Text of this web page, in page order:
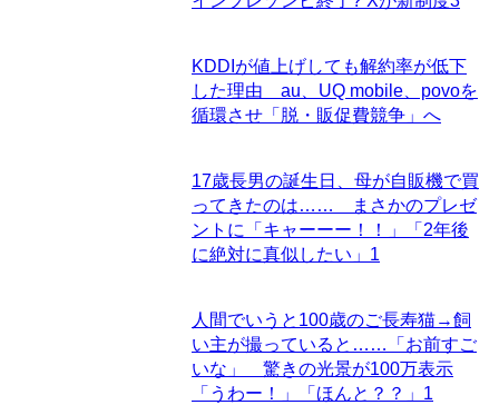
KDDIが値上げしても解約率が低下
した理由 au、UQ mobile、povoを
循環させ「脱・販促費競争」へ
17歳長男の誕生日、母が自販機で買
ってきたのは…… まさかのプレゼ
ントに「キャーーー！！」「2年後
に絶対に真似したい」 1
人間でいうと100歳のご長寿猫→飼
い主が撮っていると……「お前すご
いな」 驚きの光景が100万表示
「うわー！」「ほんと？？」 1